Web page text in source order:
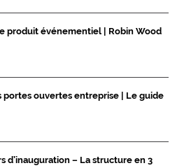
produit événementiel | Robin Wood
portes ouvertes entreprise | Le guide
d’inauguration – La structure en 3